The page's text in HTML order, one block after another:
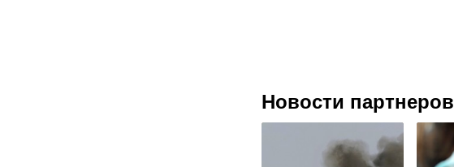
Новости партнеров